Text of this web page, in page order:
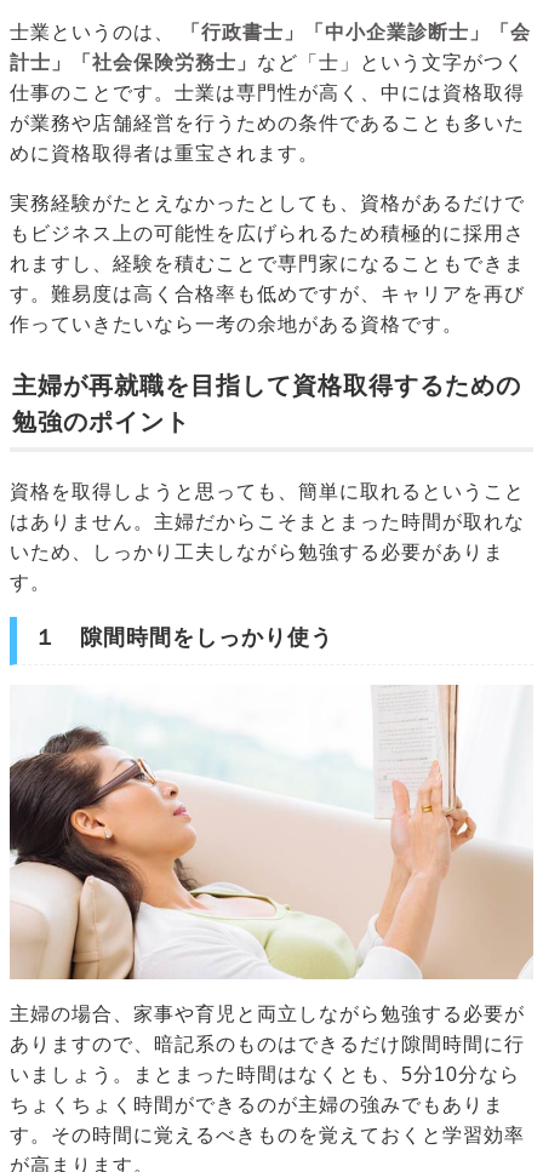
士業というのは、
「行政書士」「中小企業診断士」「会
計士」「社会保険労務士」 など「士」という文字がつく
仕事のことです。士業は専門性が高く、中には資格取得
が業務や店舗経営を行うための条件であることも多いた
めに資格取得者は重宝されます。
実務経験がたとえなかったとしても、資格があるだけで
もビジネス上の可能性を広げられるため積極的に採用さ
れますし、経験を積むことで専門家になることもできま
す。難易度は高く合格率も低めですが、キャリアを再び
作っていきたいなら一考の余地がある資格です。
主婦が再就職を目指して資格取得するための
勉強のポイント
資格を取得しようと思っても、簡単に取れるということ
はありません。主婦だからこそまとまった時間が取れな
いため、しっかり工夫しながら勉強する必要がありま
す。
１ 隙間時間をしっかり使う
主婦の場合、家事や育児と両立しながら勉強する必要が
ありますので、暗記系のものはできるだけ隙間時間に行
いましょう。まとまった時間はなくとも、5分10分なら
ちょくちょく時間ができるのが主婦の強みでもありま
す。その時間に覚えるべきものを覚えておくと学習効率
が高まります。